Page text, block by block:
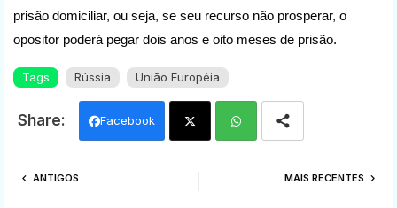
prisão domiciliar, ou seja, se seu recurso não prosperar, o
opositor poderá pegar dois anos e oito meses de prisão.
Tags Rússia União Européia
Facebook
MAIS RECENTES
ANTIGOS